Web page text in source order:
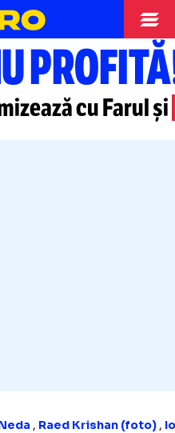
cu Farul și
, Raed Krishan (foto),